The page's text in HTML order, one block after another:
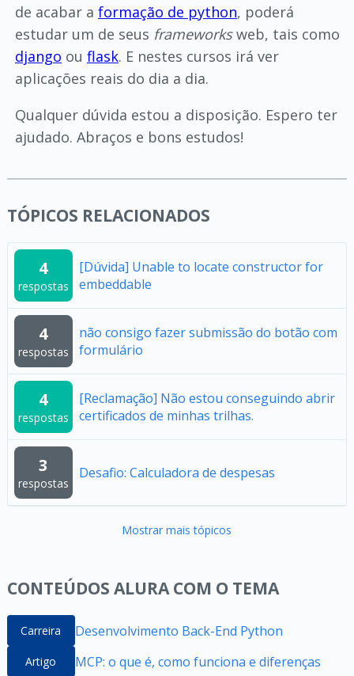
de acabar a formação de python, poderá
estudar um de seus frameworksweb, tais como
django ou flask. E nestes cursos irá ver
aplicações reais do dia a dia.
Qualquer dúvida estou a disposição. Espero ter
ajudado. Abraços e bons estudos!
TÓPICOS RELACIONADOS
4
respostas
[Dúvida] Unable to locate constructor for
embeddable
4
respostas
não consigo fazer submissão do botão com
formulário
4
respostas
[Reclamação] Não estou conseguindo abrir
certificados de minhas trilhas.
3
respostas
Desafio: Calculadora de despesas
Mostrar mais tópicos
CONTEÚDOS ALURA COM O TEMA
Carreira Desenvolvimento Back-End Python
Artigo MCP: o que é, como funciona e diferenças